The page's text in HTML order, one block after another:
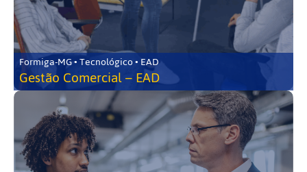
Formiga-MG • Tecnológico • EAD
Gestão Comercial – EAD